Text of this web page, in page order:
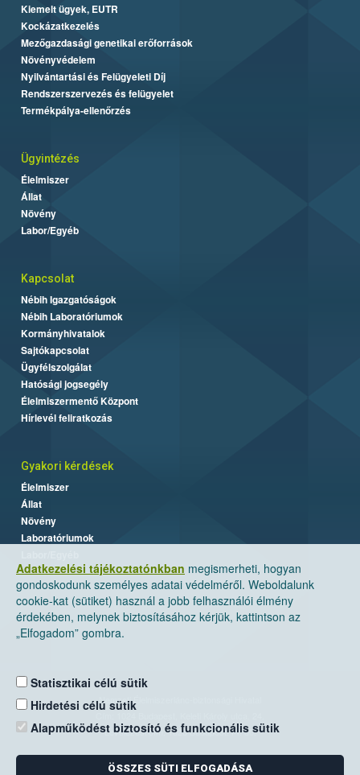
Adatkezelési tájékoztatónkban megismerheti, hogyan
gondoskodunk személyes adatai védelméről. Weboldalunk
cookie-kat (sütiket) használ a jobb felhasználói élmény
érdekében, melynek biztosításához kérjük, kattintson az
„Elfogadom” gombra.
Statisztikai célú sütik
Hirdetési célú sütik
Alapműködést biztosító és funkcionális sütik
ÖSSZES SÜTI ELFOGADÁSA
Kiemelt ügyek, EUTR
Kockázatkezelés
Mezőgazdasági genetikai erőforrások
Növényvédelem
Nyilvántartási és Felügyeleti Díj
Rendszerszervezés és felügyelet
Termékpálya-ellenőrzés
Ügyintézés
Élelmiszer
Állat
Növény
Labor/Egyéb
Kapcsolat
Nébih Igazgatóságok
Nébih Laboratóriumok
Kormányhivatalok
Sajtókapcsolat
Ügyfélszolgálat
Hatósági jogsegély
Élelmiszermentő Központ
Hírlevél feliratkozás
Gyakori kérdések
Élelmiszer
Állat
Növény
Laboratóriumok
Nemzeti Élelmiszerlánc-biztonsági Hivatal
Levelezési cím: 1525 Budapest. Pf. 30.